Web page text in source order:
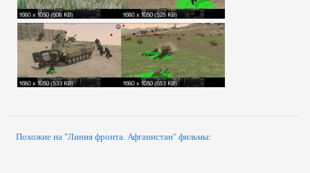
Похожие на "Линия фронта. Афганистан" фильмы: